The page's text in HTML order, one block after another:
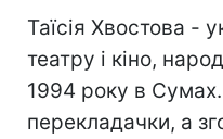
Таїсія Хвостова -
театру і кіно,
1994 року в
перекладачки, а